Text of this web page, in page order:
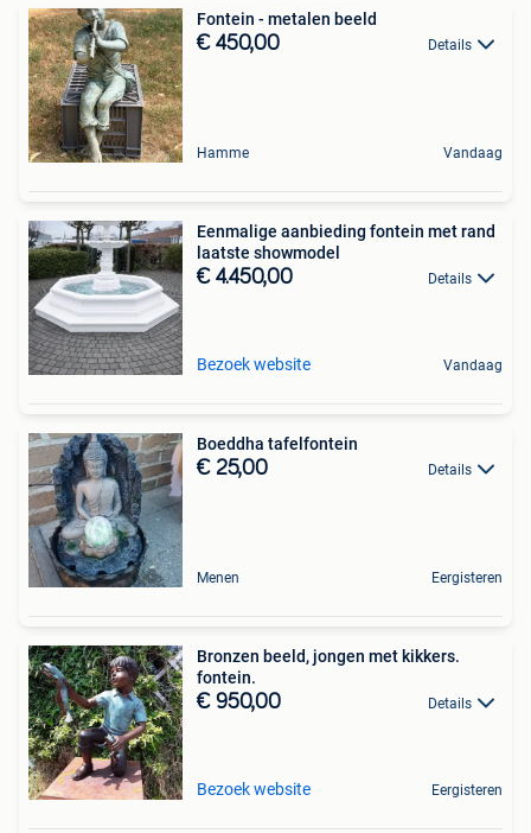
Fontein - metalen beeld
€ 450,00 Details
Hamme Vandaag
Eenmalige aanbieding fontein met rand
laatste showmodel
€ 4.450,00 Details
Bezoek website Vandaag
Boeddha tafelfontein
€ 25,00 Details
Menen Eergisteren
Bronzen beeld, jongen met kikkers.
fontein.
€ 950,00 Details
Bezoek website Eergisteren